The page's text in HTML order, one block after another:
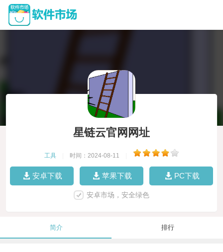
星链云官网网址
工具 时间：2024-08-11
安卓下载 苹果下载 PC下载
安卓市场，安全绿色
简介 排行